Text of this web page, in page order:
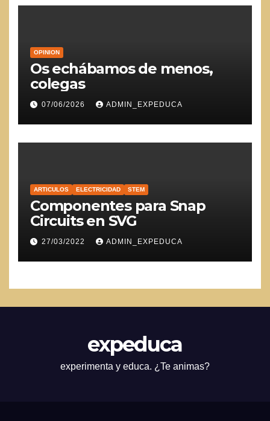
OPINION
Os echábamos de menos,
colegas
07/06/2026 ADMIN_EXPEDUCA
ARTICULOS ELECTRICIDAD STEM
Componentes para Snap
Circuits en SVG
27/03/2022 ADMIN_EXPEDUCA
expeduca
experimenta y educa. ¿Te animas?